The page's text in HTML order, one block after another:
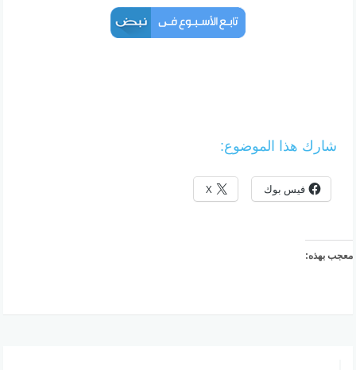
شارك هذا الموضوع:
فيس بوك X
معجب بهذه: